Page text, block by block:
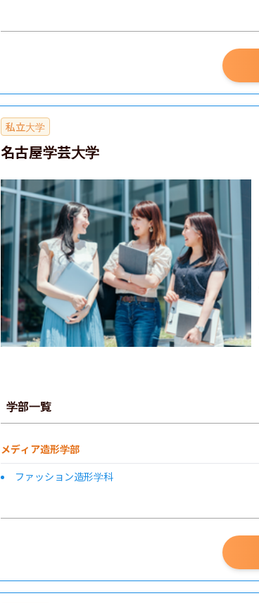
私立大学
名古屋学芸大学
学部一覧
メディア造形学部
ファッション造形学科